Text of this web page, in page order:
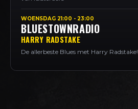
WOENSDAG 21:00 - 23:00
BLUESTOWNRADIO
HARRY RADSTAKE
De allerbeste Blues met Harry Radstake!